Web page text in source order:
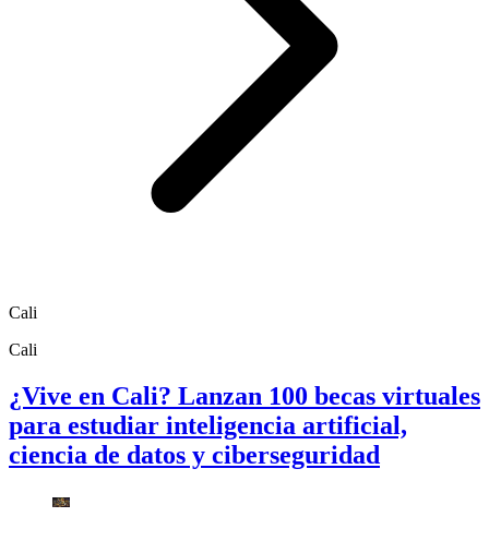
Cali
Cali
¿Vive en Cali? Lanzan 100 becas virtuales
para estudiar inteligencia artificial,
ciencia de datos y ciberseguridad